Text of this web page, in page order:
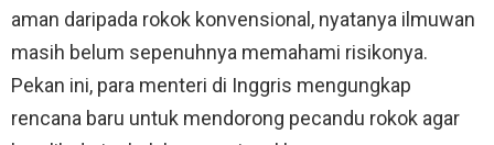
aman daripada rokok konvensional, nyatanya ilmuwan
masih belum sepenuhnya memahami risikonya.
Pekan ini, para menteri di Inggris mengungkap
rencana baru untuk mendorong pecandu rokok agar